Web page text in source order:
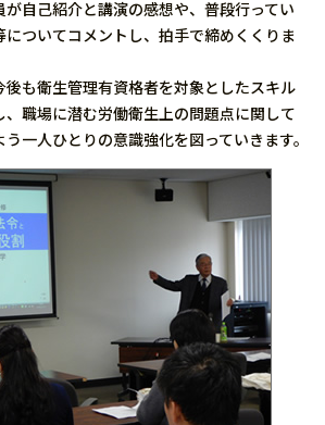
自己紹介と講演の感想や、普段行ってい
ついてコメントし、拍手で締めくくりま
も衛生管理有資格者を対象としたスキル
職場に潜む労働衛生上の問題点に関して
一人ひとりの意識強化を図っていきます。